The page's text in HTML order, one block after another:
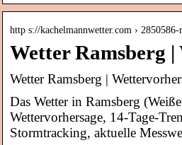
http s://kachelmannwetter.com › 2850586-
Wetter Ramsberg
Wetter Ramsberg |
Das Wetter in Ramsberg
Wettervorhersage, 14-Tage-
Stormtracking, aktuelle